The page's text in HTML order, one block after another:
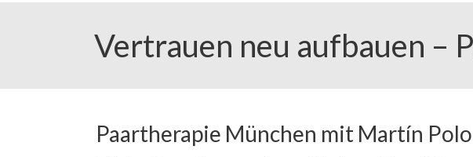
Vertrauen neu aufbauen –
Paartherapie München mit Martín